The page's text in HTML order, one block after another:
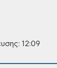
12:09